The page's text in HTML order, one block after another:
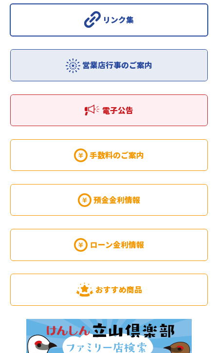
リンク集
営業店行事のご案内
電子公告
手数料のご案内
預金金利情報
ローン金利情報
おすすめ商品